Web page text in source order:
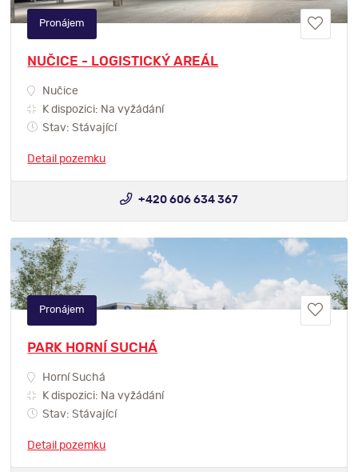
NUČICE - LOGISTICKÝ AREÁL
Nučice
K dispozici: Na vyžádání
Stav: Stávající
Detail pozemku
Pronájem
+420 606 634 367
PARK HORNÍ SUCHÁ
Horní Suchá
K dispozici: Na vyžádání
Stav: Stávající
Detail pozemku
Pronájem